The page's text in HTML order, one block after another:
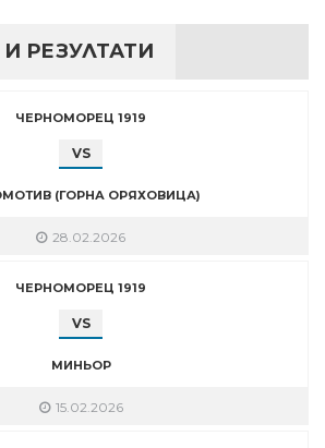
РЕЗУЛТАТИ
ЧЕРНОМОРЕЦ 1919
VS
(ГОРНА ОРЯХОВИЦА)
28.02.2026
ЧЕРНОМОРЕЦ 1919
VS
МИНЬОР
15.02.2026